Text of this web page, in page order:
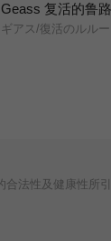
复活的鲁
アス/復活のルル
法性及健康性所